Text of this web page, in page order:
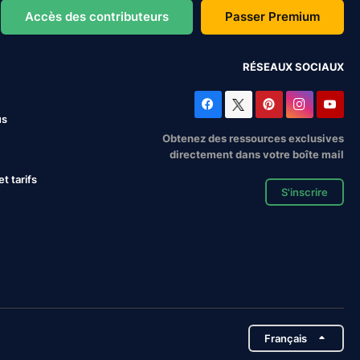
Accès des contributeurs Passer Premium
tarifs
RÉSEAUX SOCIAUX
Obtenez des ressources exclusives
directement dans votre boîte mail
S'inscrire
Français